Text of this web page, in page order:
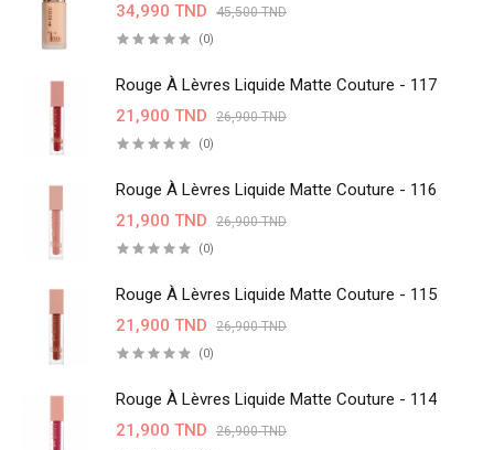
34,990 TND
45,500 TND
(0)
Rouge À Lèvres Liquide Matte Couture - 117
21,900 TND
26,900 TND
(0)
Rouge À Lèvres Liquide Matte Couture - 116
21,900 TND
26,900 TND
(0)
Rouge À Lèvres Liquide Matte Couture - 115
21,900 TND
26,900 TND
(0)
Rouge À Lèvres Liquide Matte Couture - 114
21,900 TND
26,900 TND